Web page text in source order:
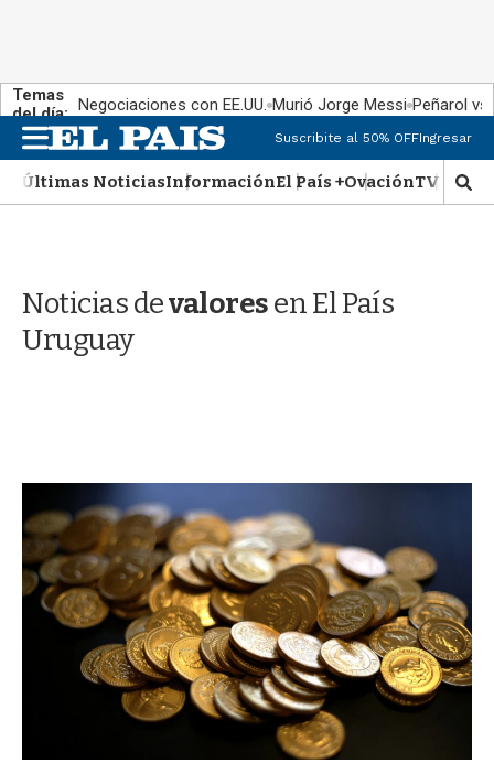
Temas
del día: Negociaciones con EE.UU. Murió Jorge Messi Peñarol
M
e
n
u
Suscribite al 50% OFFIngresar
Últimas NoticiasInformaciónEl País +OvaciónTV Show
M
o
d
Noticias devaloresen El País
Uruguay